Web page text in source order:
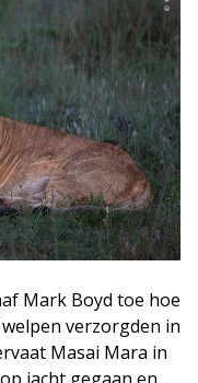
Mark Boyd toe hoe
verzorgden in
Masai Mara in